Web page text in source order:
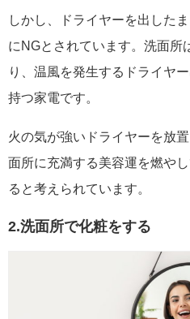
しかし、ドライヤーを出した
にNGとされています。洗面所
り、温風を発生するドライヤ
持つ家電です。
火の気が強いドライヤーを放
面所に充満する美容運を燃や
ると考えられています。
2.洗面所で化粧をする